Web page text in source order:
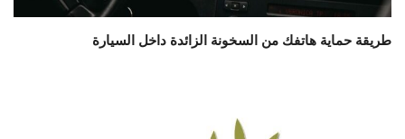
طريقة حماية هاتفك من السخونة الزائدة داخل السيارة